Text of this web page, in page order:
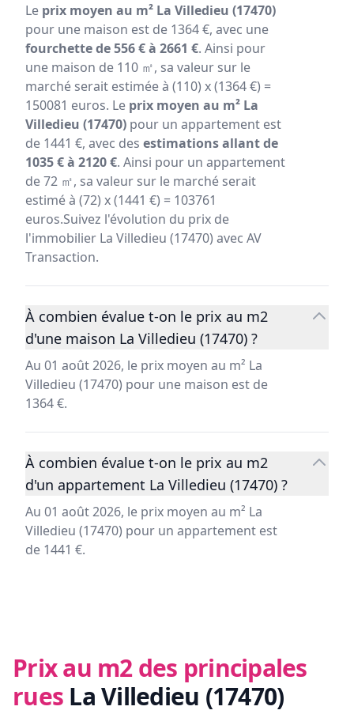
Le prix moyen au m² La Villedieu (17470)
pour une maison est de 1364 €, avec une
fourchette de 556 € à 2661 €. Ainsi pour
une maison de 110 ㎡, sa valeur sur le
marché serait estimée à (110) x (1364 €) =
150081 euros. Le prix moyen au m² La
Villedieu (17470) pour un appartement est
de 1441 €, avec des estimations allant de
1035 € à 2120 €. Ainsi pour un appartement
de 72 ㎡, sa valeur sur le marché serait
estimé à (72) x (1441 €) = 103761
euros.Suivez l'évolution du prix de
l'immobilier La Villedieu (17470) avec AV
Transaction.
À combien évalue t-on le prix au m2
d'une maison La Villedieu (17470) ?
Au 01 août 2026, le prix moyen au m² La
Villedieu (17470) pour une maison est de
1364 €.
À combien évalue t-on le prix au m2
d'un appartement La Villedieu (17470) ?
Au 01 août 2026, le prix moyen au m² La
Villedieu (17470) pour un appartement est
de 1441 €.
Prix au m2 des principales
rues La Villedieu (17470)